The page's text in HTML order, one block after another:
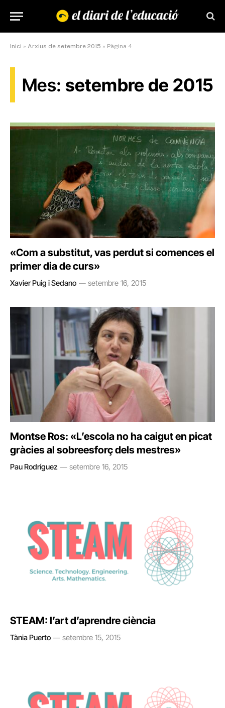
Inici » Arxius de setembre 2015 » Pàgina 4
Mes: setembre de 2015
«Com a substitut, vas perdut si comences el
primer dia de curs»
Xavier Puig i Sedano setembre 16, 2015
Montse Ros: «L’escola no ha caigut en picat
gràcies al sobreesforç dels mestres»
Pau Rodríguez setembre 16, 2015
STEAM: l’art d’aprendre ciència
Tània Puerto setembre 15, 2015